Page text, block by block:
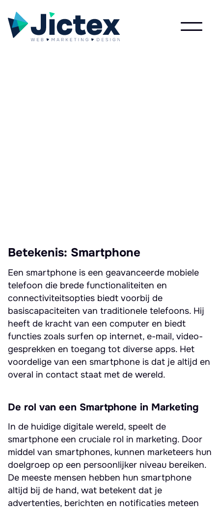
Betekenis: Smartphone
Een smartphone is een geavanceerde mobiele
telefoon die brede functionaliteiten en
connectiviteitsopties biedt voorbij de
basiscapaciteiten van traditionele telefoons. Hij
heeft de kracht van een computer en biedt
functies zoals surfen op internet, e-mail, video-
gesprekken en toegang tot diverse apps. Het
voordelige van een smartphone is dat je altijd en
overal in contact staat met de wereld.
De rol van een Smartphone in Marketing
In de huidige digitale wereld, speelt de
smartphone een cruciale rol in marketing. Door
middel van smartphones, kunnen marketeers hun
doelgroep op een persoonlijker niveau bereiken.
De meeste mensen hebben hun smartphone
altijd bij de hand, wat betekent dat je
advertenties, berichten en notificaties meteen